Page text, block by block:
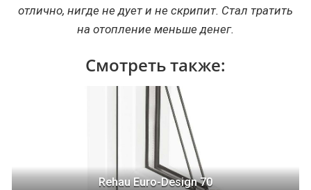
отлично, нигде не дует и не скрипит. Стал тратить
на отопление меньше денег.
Смотреть также:
Rehau Euro-Design 70